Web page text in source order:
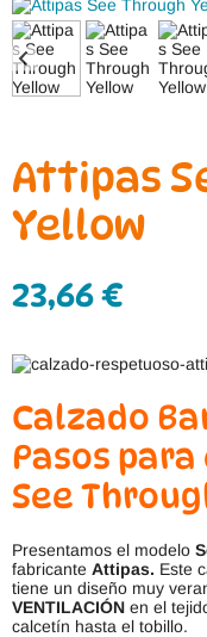
Attipas
Yellow
23,66€
Calzado
Pasos
See
Presentamos el modelo
fabricante Attipas. Este
tiene un diseño muy
VENTILACIÓN en el
calcetín hasta el tobillo.